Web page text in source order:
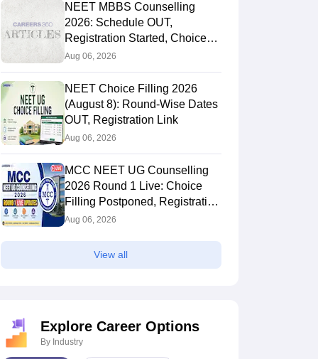
NEET MBBS Counselling
2026: Schedule OUT,
Registration Started, Choice
Filling
Aug 06, 2026
NEET Choice Filling 2026
(August 8): Round-Wise Dates
OUT, Registration Link
Aug 06, 2026
MCC NEET UG Counselling
2026 Round 1 Live: Choice
Filling Postponed, Registration
Link OUT at mcc.nic.in
Aug 06, 2026
View all
Explore Career Options
By Industry